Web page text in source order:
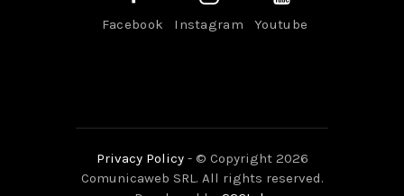
Facebook Instagram Youtube
Privacy Policy- © Copyright 2026
Comunicaweb SRL. All rights reserved.